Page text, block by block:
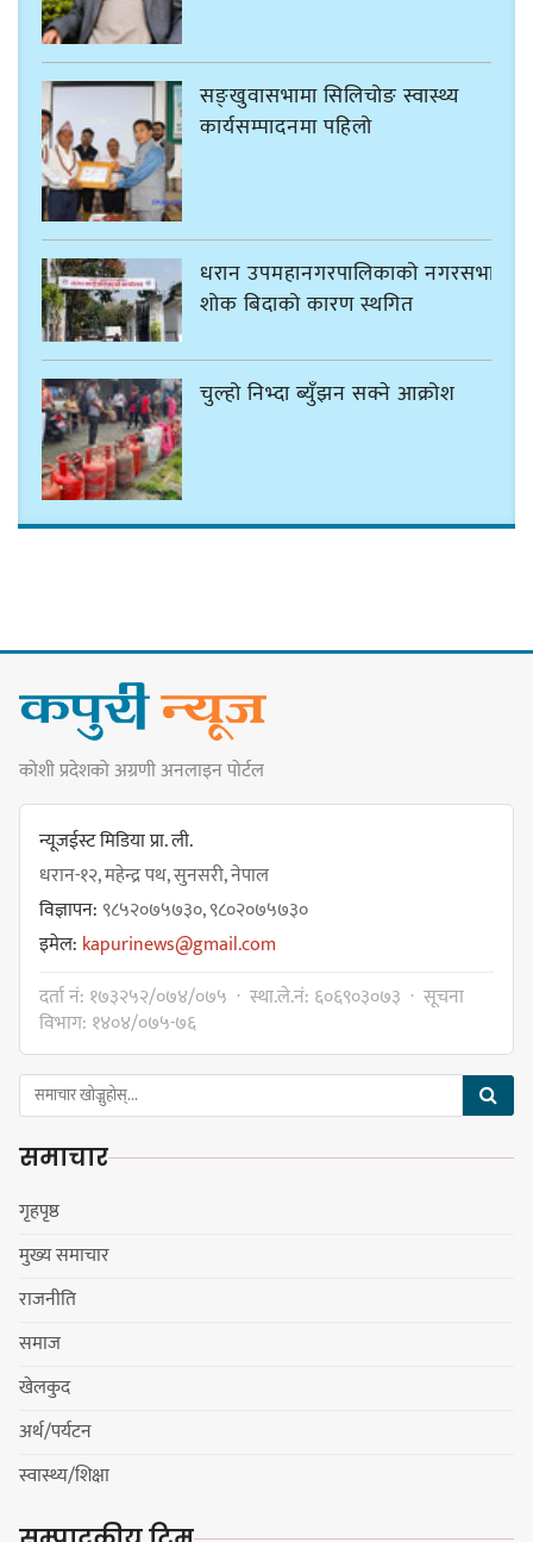
सङ्खुवासभामा सिलिचोङ स्वास्थ्य
कार्यसम्पादनमा पहिलो
धरान उपमहानगरपालिकाको नगरसभा
शोक बिदाको कारण स्थगित
चुल्हो निभ्दा ब्युँझन सक्ने आक्रोश
कार्तिक १८ गते इटहरीमा नेपथ्यको भव्य
कन्सर्ट हुँदै
नयाँ सेउती पूल नजिक दुर्घटनाको
जोखिमको ट्राफिक सचेतना गराउँदै
सिलाम साक्मा
स्वपहिचानसहित 'राउटे !'
कोशी प्रदेशको अग्रणी अनलाइन पोर्टल
न्यूजईस्ट मिडिया प्रा. ली.
धरान-१२, महेन्द्र पथ, सुनसरी, नेपाल
विज्ञापन:९८५२०७५७३०, ९८०२०७५७३०
इमेल: kapurinews@gmail.com
दर्ता नं: १७३२५२/०७४/०७५ · स्था.ले.नं: ६०६९०३०७३ · सूचना
विभाग: १४०४/०७५-७६
समाचार
गृहपृष्ठ
मुख्य समाचार
राजनीति
समाज
खेलकुद
अर्थ/पर्यटन
स्वास्थ्य/शिक्षा